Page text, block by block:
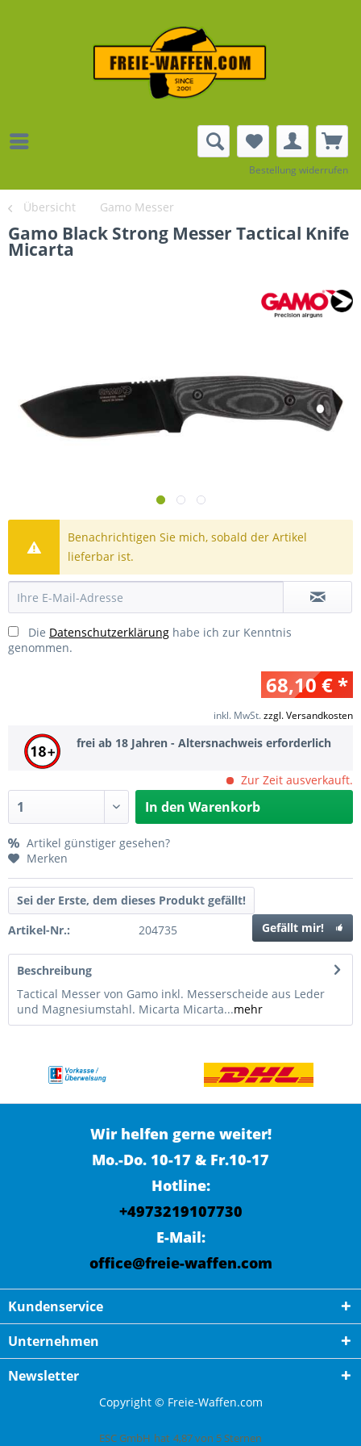
Bestellung widerrufen
Übersicht Gamo Messer
Gamo Black Strong Messer Tactical Knife
Micarta
Benachrichtigen Sie mich, sobald der Artikel
lieferbar ist.
Die Datenschutzerklärung habe ich zur Kenntnis
genommen.
68,10 € *
inkl. MwSt.zzgl. Versandkosten
frei ab 18 Jahren - Altersnachweis erforderlich
Zur Zeit ausverkauft.
In den Warenkorb
Artikel günstiger gesehen?
Merken
Sei der Erste, dem dieses Produkt gefällt!
Gefällt mir!
Artikel-Nr.: 204735
Beschreibung
Tactical Messer von Gamo inkl. Messerscheide aus Leder
und Magnesiumstahl. Micarta Micarta...mehr
Wir helfen gerne weiter!
Mo.-Do. 10-17 & Fr.10-17
Hotline:
+4973219107730
E-Mail:
office@freie-waffen.com
Kundenservice
Unternehmen
Newsletter
Copyright © Freie-Waffen.com
ESC GmbH hat 4,87von 5Sternen